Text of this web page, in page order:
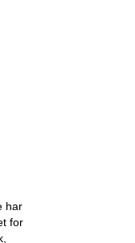
har
for